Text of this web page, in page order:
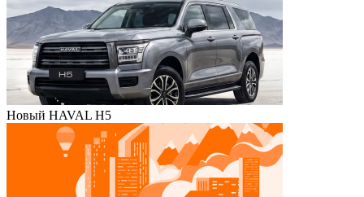
Новый HAVAL H5